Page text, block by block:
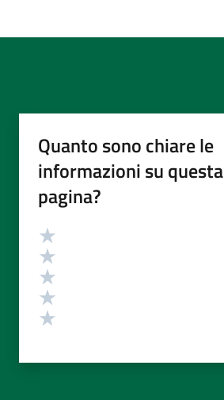
Quanto sono chiare le
informazioni su questa
pagina?
Valutazione